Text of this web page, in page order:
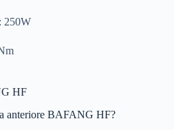
250W
HF
anteriore BAFANG HF?